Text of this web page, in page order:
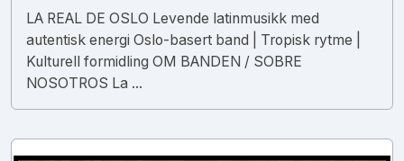
LA REAL DE OSLO Levende latinmusikk med
autentisk energi Oslo-basert band | Tropisk rytme |
Kulturell formidling OM BANDEN / SOBRE
NOSOTROS La ...